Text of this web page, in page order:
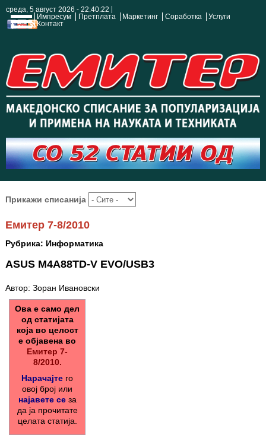
среда, 5 август 2026 - 22:40:23
Импресум
Претплата Маркетинг Соработка
Услуги
Контакт
Прикажи списанија
Емитер 7-8/2010
Рубрика: Информатика
ASUS M4A88TD-V EVO/USB3
Автор: Зоран Ивановски
Ова е само дел
од статијата
која во целост
е објавена во
Емитер 7-
8/2010.
Нарачајте го
овој број или
најавете сеза
да ја прочитате
целата статија.